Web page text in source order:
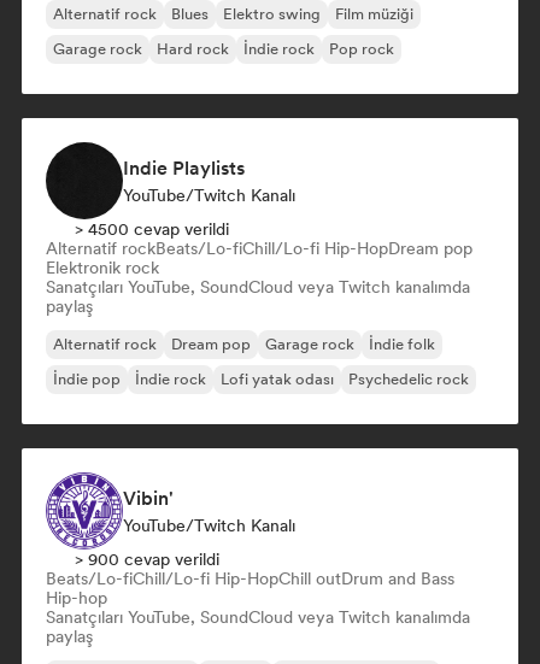
Alternatif rock Blues Elektro swing
Film müziği
Garage rock
Hard rock İndie rock Pop rock
Indie Playlists
YouTube/Twitch Kanalı
> 4500 cevap verildi
Alternatif rockBeats/Lo-fiChill/Lo-fi Hip-HopDream pop
Elektronik rock
Sanatçıları YouTube, SoundCloud veya Twitch kanalımda
paylaş
Alternatif rock Dream pop Garage rock
İndie folk
İndie pop
İndie rock Lofi yatak odası Psychedelic rock
Vibin'
YouTube/Twitch Kanalı
> 900 cevap verildi
Beats/Lo-fiChill/Lo-fi Hip-HopChill outDrum and Bass
Hip-hop
Sanatçıları YouTube, SoundCloud veya Twitch kanalımda
paylaş